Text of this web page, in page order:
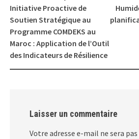
Initiative Proactive de
Soutien Stratégique au
Programme COMDEKS au
Maroc : Application de l’Outil
des Indicateurs de Résilience
Laisser un commentaire
Votre adresse e-mail ne sera